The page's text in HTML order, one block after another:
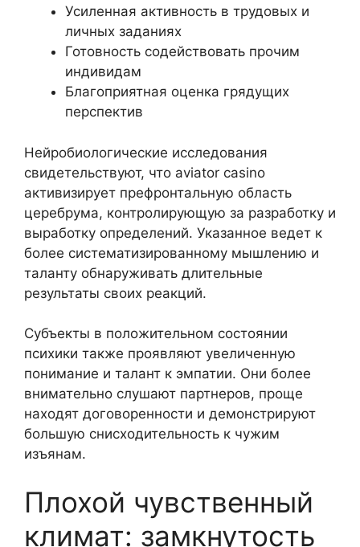
Усиленная активность в трудовых и
личных заданиях
Готовность содействовать прочим
индивидам
Благоприятная оценка грядущих
перспектив
Нейробиологические исследования
свидетельствуют, что aviator casino
активизирует префронтальную область
церебрума, контролирующую за разработку и
выработку определений. Указанное ведет к
более систематизированному мышлению и
таланту обнаруживать длительные
результаты своих реакций.
Субъекты в положительном состоянии
психики также проявляют увеличенную
понимание и талант к эмпатии. Они более
внимательно слушают партнеров, проще
находят договоренности и демонстрируют
большую снисходительность к чужим
изъянам.
Плохой чувственный
климат: замкнутость